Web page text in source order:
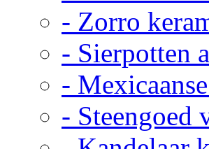
- Zorro
- Sierpotten
-
- Steengoed